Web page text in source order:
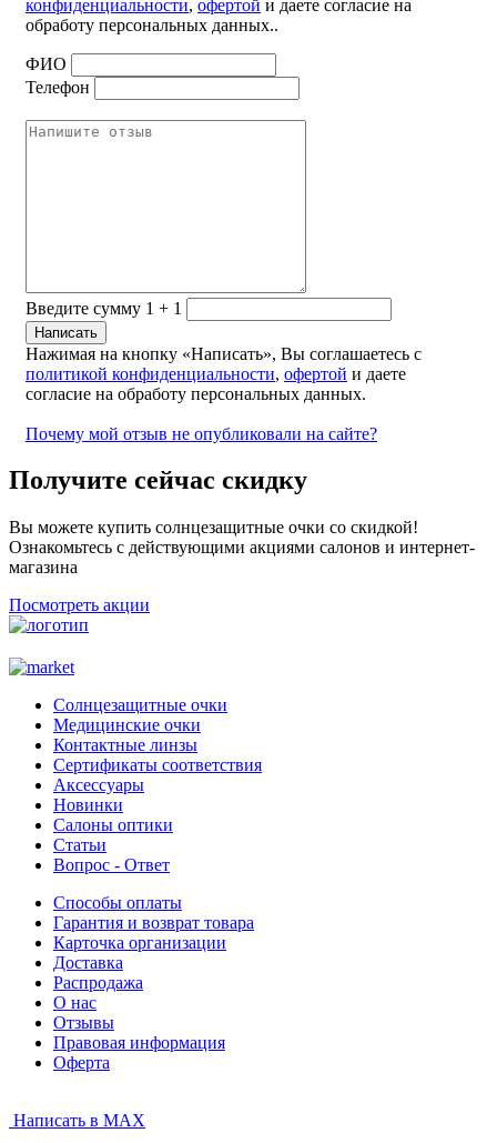
конфиденциальности, офертой и даете согласие на
обработу персональных данных..
ФИО
Телефон
Введите сумму 1 + 1
Нажимая на кнопку «Написать», Вы соглашаетесь с
политикой конфиденциальности, офертой и даете
согласие на обработу персональных данных.
Почему мой отзыв не опубликовали на сайте?
Получите сейчас скидку
Вы можете купить солнцезащитные очки со скидкой!
Ознакомьтесь с действующими акциями салонов и интернет-
магазина
Посмотреть акции
Солнцезащитные очки
Медицинские очки
Контактные линзы
Сертификаты соответствия
Аксессуары
Новинки
Салоны оптики
Статьи
Вопрос - Ответ
Способы оплаты
Гарантия и возврат товара
Карточка организации
Доставка
Распродажа
О нас
Отзывы
Правовая информация
Оферта
Написать в MAX